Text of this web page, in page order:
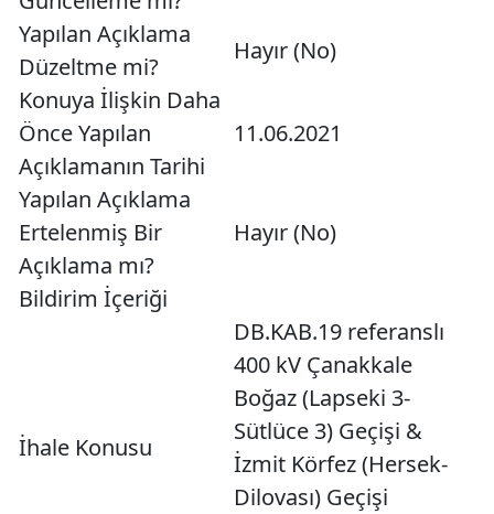
Yapılan Açıklama
Düzeltme mi?
Hayır (No)
Konuya İlişkin Daha
Önce Yapılan
Açıklamanın Tarihi
11.06.2021
Yapılan Açıklama
Ertelenmiş Bir
Açıklama mı?
Hayır (No)
Bildirim İçeriği
İhale Konusu
DB.KAB.19 referanslı
400 kV Çanakkale
Boğaz (Lapseki 3-
Sütlüce 3) Geçişi &
İzmit Körfez (Hersek-
Dilovası) Geçişi